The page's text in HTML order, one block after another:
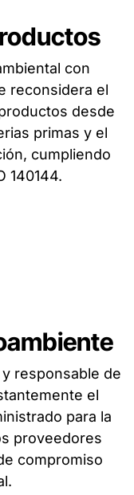
con
reconsidera el
desde
primas y el
cumpliendo
140144.
responsable de
el
para la
proveedores
compromiso